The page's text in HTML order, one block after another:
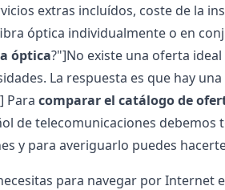
extras incluídos, coste de la
óptica individualmente o en
óptica?"]No existe una oferta
La respuesta es que hay
Para comparar el catálogo de
de telecomunicaciones
y para averiguarlo puedes
para navegar por Internet